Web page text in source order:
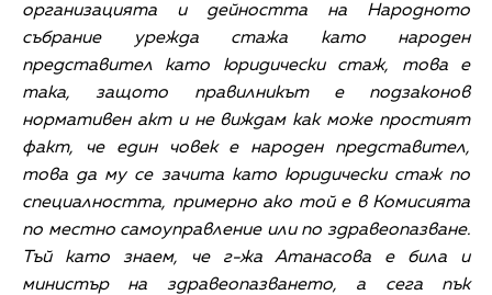
организацията и дейността на Народното
събрание урежда стажа като народен
представител като юридически стаж, това е
така, защото правилникът е подзаконов
нормативен акт и не виждам как може простият
факт, че един човек е народен представител,
това да му се зачита като юридически стаж по
специалността, примерно ако той е в Комисията
по местно самоуправление или по здравеопазване.
Тъй като знаем, че г-жа Атанасова е била и
министър на здравеопазването, а сега пък